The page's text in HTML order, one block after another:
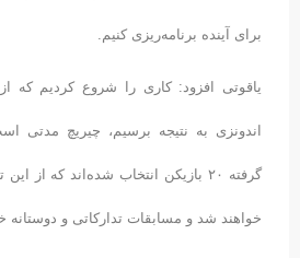
برای آینده برنامه‌ریزی کنیم.
یاقوتی افزود: کاری را شروع کردیم که از
اندونزی به نتیجه برسیم، چیریچ مدتی
گرفته ۲۰ بازیکن انتخاب شده‌اند که از
خواهند شد و مسابقات تدارکاتی و دوستانه